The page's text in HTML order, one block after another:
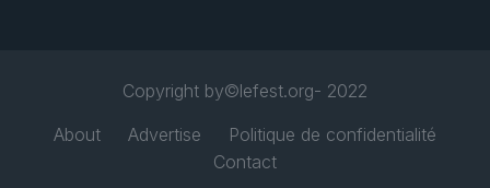
Copyright by©lefest.org- 2022
About
Advertise
Politique de confidentialité
Contact